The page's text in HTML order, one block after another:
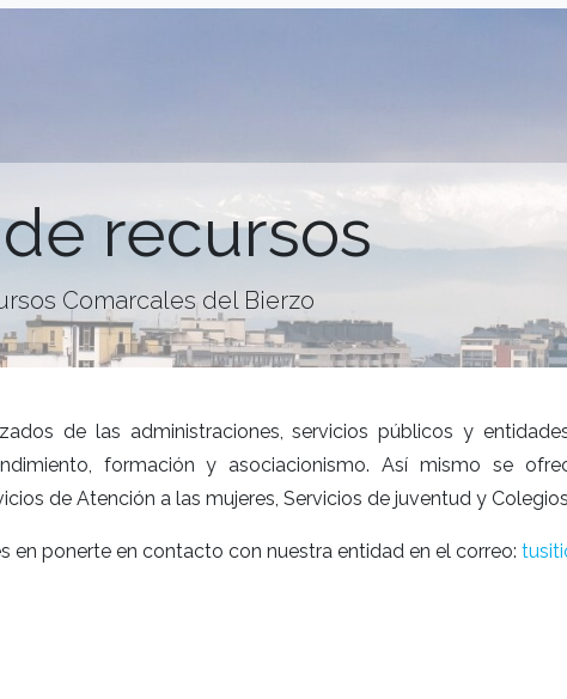
recursos
Comarcales del Bierzo
de las administraciones, servicios públicos y
formación y asociacionismo.Así mismo se
de Atención a las mujeres, Servicios de juventud y
ponerte en contacto con nuestra entidad en el correo: